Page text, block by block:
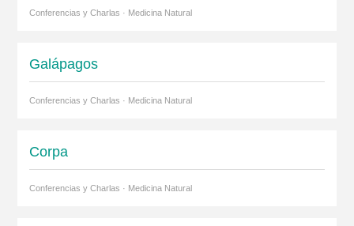
Conferencias y Charlas · Medicina Natural
Galápagos
Conferencias y Charlas · Medicina Natural
Corpa
Conferencias y Charlas · Medicina Natural